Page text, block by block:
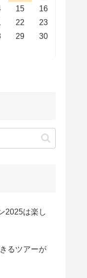
15
16
22
23
29
30
2025は楽し
るツアーが